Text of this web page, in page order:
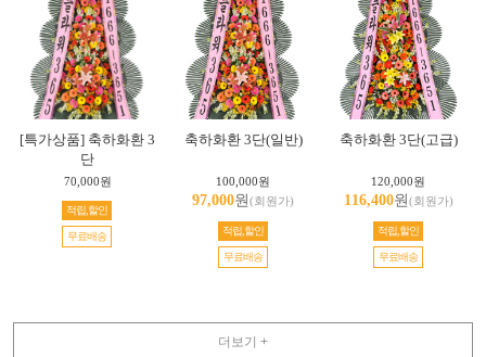
[특가상품] 축하화환 3
단
70,000원
적립,할인
무료배송
축하화환 3단(일반)
100,000원
97,000원(회원가)
적립,할인
무료배송
축하화환 3단(고급)
120,000원
116,400원(회원가)
적립,할인
무료배송
더보기 +